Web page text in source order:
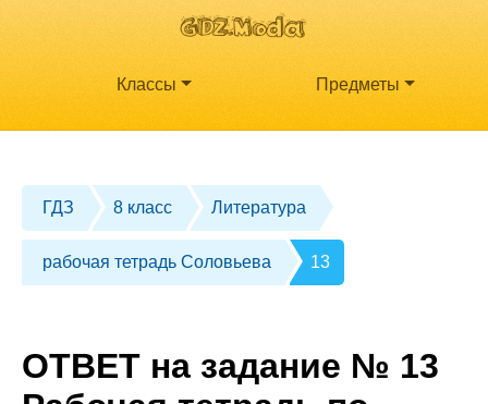
Классы Предметы
ГДЗ 8 класс Литература
рабочая тетрадь Соловьева 13
ОТВЕТ на задание № 13